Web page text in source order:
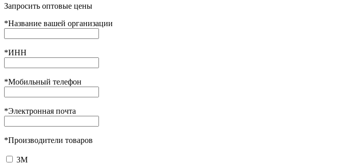
Запросить оптовые цены
*Название вашей организации
*ИНН
*Мобильный телефон
*Электронная почта
*Производители товаров
3М